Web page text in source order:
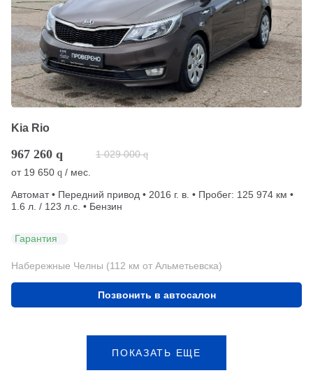
Kia Rio
967 260 q 1 029 000 q
от 19 650 q / мес.
Автомат • Передний привод • 2016 г. в. • Пробег: 125 974 км •
1.6 л. / 123 л.с. • Бензин
Гарантия
Набережные Челны (112 км от Альметьевска)
Позвонить в автосалон
ПОКАЗАТЬ ЕЩЕ